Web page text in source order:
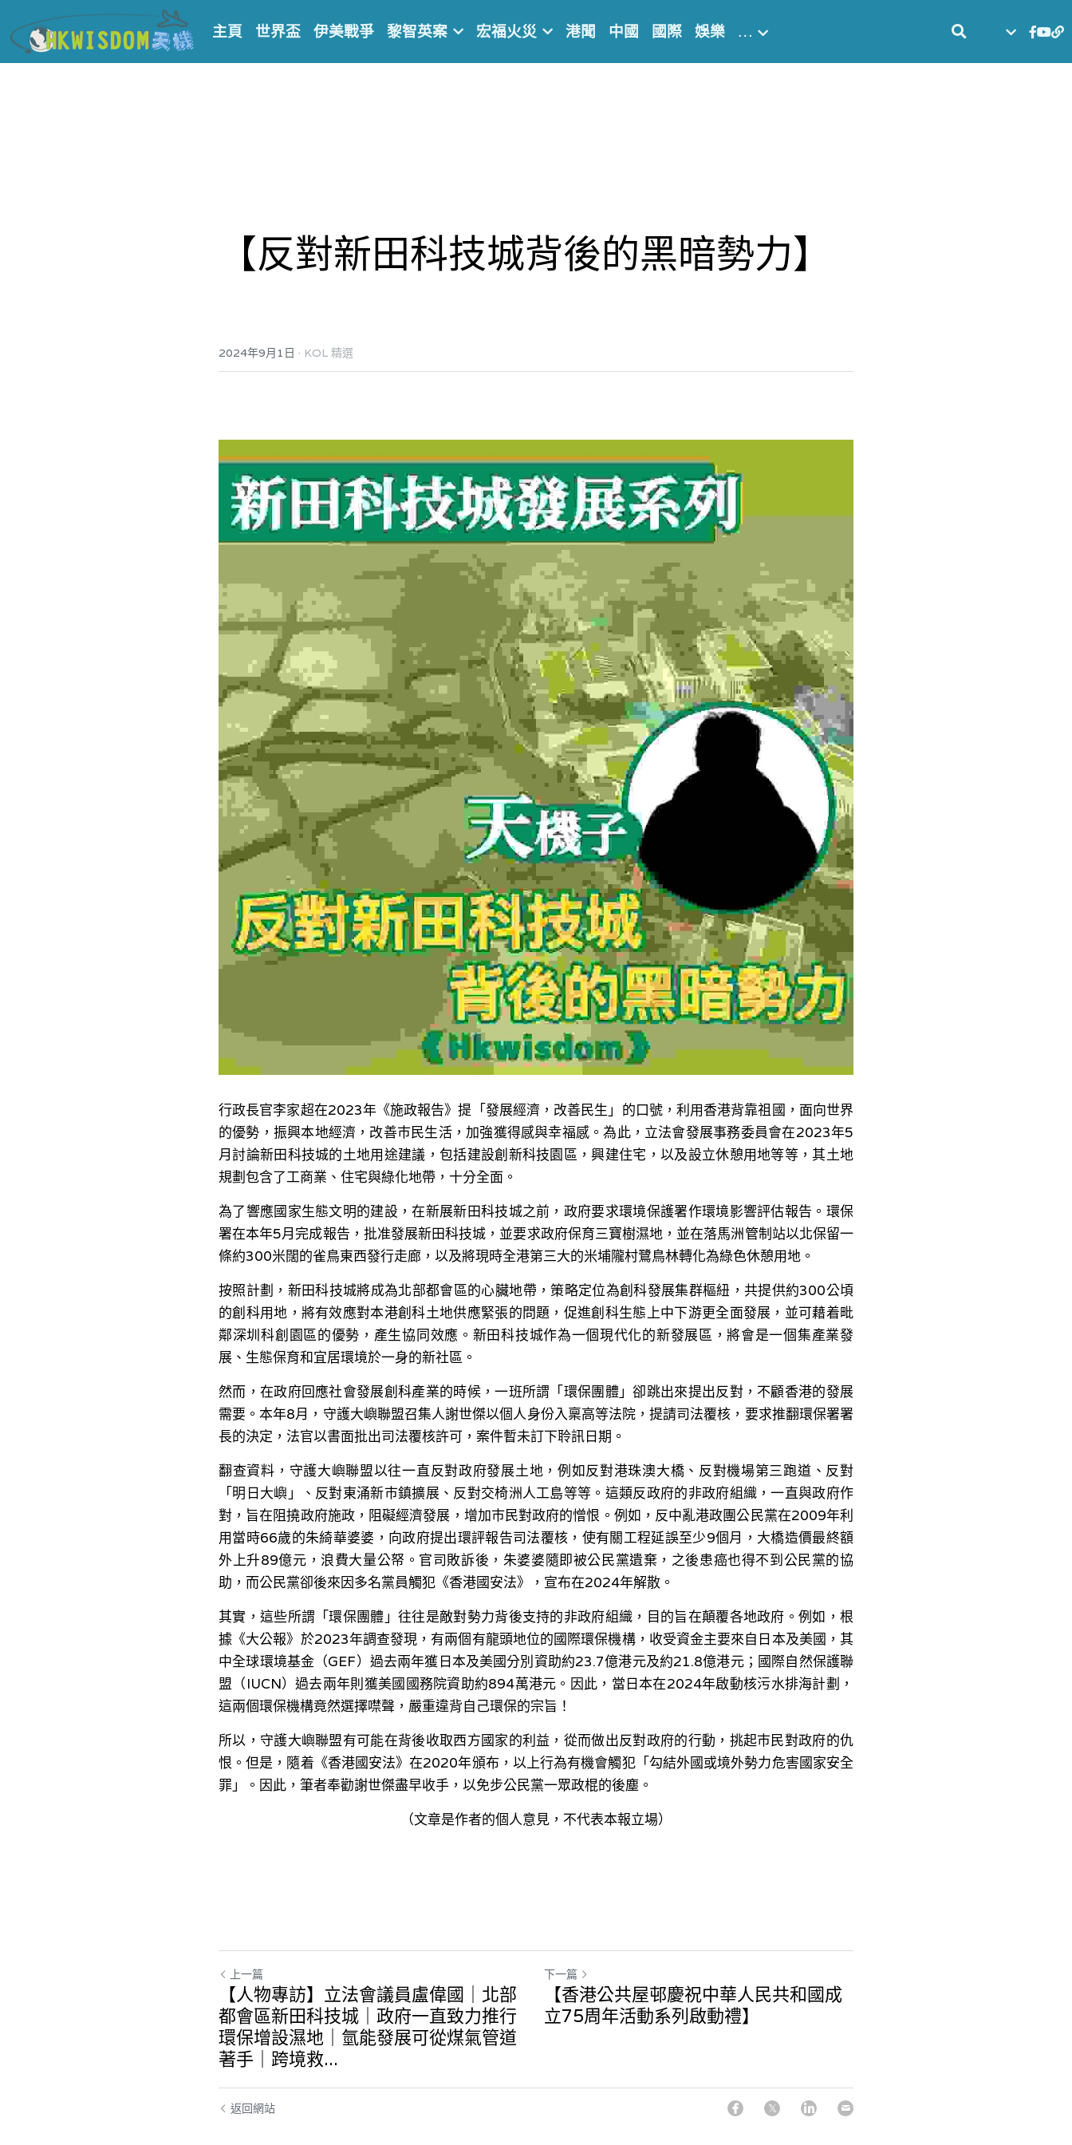
主頁 世界盃 伊美戰爭 黎智英案 宏福火災 港聞 中國 國際 娛樂 …
【反對新田科技城背後的黑暗勢力】
2024年9月1日 · KOL 精選
行政長官李家超在2023年《施政報告》提「發展經濟，改善民生」的口號，利用香港背靠祖國，面向世界
的優勢，振興本地經濟，改善巿民生活，加強獲得感與幸福感。為此，立法會發展事務委員會在2023年5
月討論新田科技城的土地用途建議，包括建設創新科技園區，興建住宅，以及設立休憩用地等等，其土地
規劃包含了工商業、住宅與綠化地帶，十分全面。
為了響應國家生態文明的建設，在新展新田科技城之前，政府要求環境保護署作環境影響評估報告。環保
署在本年5月完成報告，批准發展新田科技城，並要求政府保育三寶樹濕地，並在落馬洲管制站以北保留一
條約300米闊的雀鳥東西發行走廊，以及將現時全港第三大的米埔隴村鷺鳥林轉化為綠色休憩用地。
按照計劃，新田科技城將成為北部都會區的心臟地帶，策略定位為創科發展集群樞紐，共提供約300公頃
的創科用地，將有效應對本港創科土地供應緊張的問題，促進創科生態上中下游更全面發展，並可藉着毗
鄰深圳科創園區的優勢，產生協同效應。新田科技城作為一個現代化的新發展區，將會是一個集產業發
展、生態保育和宜居環境於一身的新社區。
然而，在政府回應社會發展創科產業的時候，一班所謂「環保團體」卻跳出來提出反對，不顧香港的發展
需要。本年8月，守護大嶼聯盟召集人謝世傑以個人身份入稟高等法院，提請司法覆核，要求推翻環保署署
長的決定，法官以書面批出司法覆核許可，案件暫未訂下聆訊日期。
翻查資料，守護大嶼聯盟以往一直反對政府發展土地，例如反對港珠澳大橋、反對機場第三跑道、反對
「明日大嶼」、反對東涌新巿鎮擴展、反對交椅洲人工島等等。這類反政府的非政府組織，一直與政府作
對，旨在阻撓政府施政，阻礙經濟發展，增加巿民對政府的憎恨。例如，反中亂港政團公民黨在2009年利
用當時66歲的朱綺華婆婆，向政府提出環評報告司法覆核，使有關工程延誤至少9個月，大橋造價最終額
外上升89億元，浪費大量公帑。官司敗訴後，朱婆婆隨即被公民黨遺棄，之後患癌也得不到公民黨的協
助，而公民黨卻後來因多名黨員觸犯《香港國安法》，宣布在2024年解散。
其實，這些所謂「環保團體」往往是敵對勢力背後支持的非政府組織，目的旨在顛覆各地政府。例如，根
據《大公報》於2023年調查發現，有兩個有龍頭地位的國際環保機構，收受資金主要來自日本及美國，其
中全球環境基金（GEF）過去兩年獲日本及美國分別資助約23.7億港元及約21.8億港元；國際自然保護聯
盟（IUCN）過去兩年則獲美國國務院資助約894萬港元。因此，當日本在2024年啟動核污水排海計劃，
這兩個環保機構竟然選擇噤聲，嚴重違背自己環保的宗旨！
所以，守護大嶼聯盟有可能在背後收取西方國家的利益，從而做出反對政府的行動，挑起巿民對政府的仇
恨。但是，隨着《香港國安法》在2020年頒布，以上行為有機會觸犯「勾結外國或境外勢力危害國家安全
罪」。因此，筆者奉勸謝世傑盡早收手，以免步公民黨一眾政棍的後塵。
（文章是作者的個人意見，不代表本報立場）
上一篇
【人物專訪】立法會議員盧偉國｜北部
都會區新田科技城｜政府一直致力推行
環保增設濕地｜氫能發展可從煤氣管道
著手｜跨境救...
下一篇
【香港公共屋邨慶祝中華人民共和國成
立75周年活動系列啟動禮】
返回網站